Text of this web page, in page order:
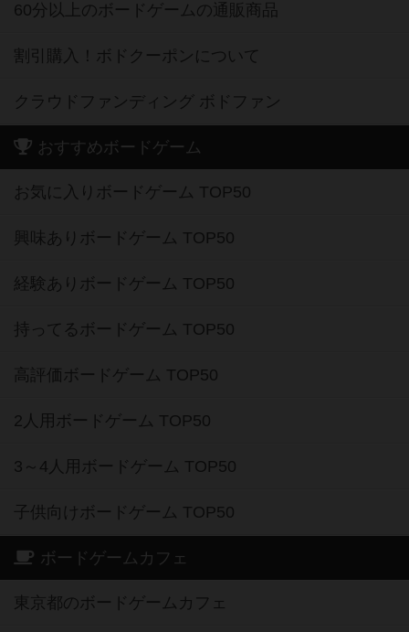
60分以上のボードゲームの通販商品
割引購入！ボドクーポンについて
クラウドファンディング ボドファン
おすすめボードゲーム
お気に入りボードゲーム TOP50
興味ありボードゲーム TOP50
経験ありボードゲーム TOP50
持ってるボードゲーム TOP50
高評価ボードゲーム TOP50
2人用ボードゲーム TOP50
3～4人用ボードゲーム TOP50
子供向けボードゲーム TOP50
ボードゲームカフェ
東京都のボードゲームカフェ